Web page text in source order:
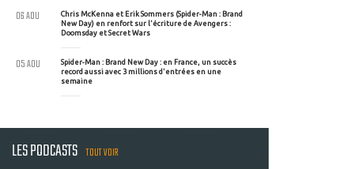
Chris McKenna et Erik Sommers (Spider-Man : Brand
New Day) en renfort sur l'écriture de Avengers :
Doomsday et Secret Wars
06 AOU
Spider-Man : Brand New Day : en France, un succès
record aussi avec 3 millions d'entrées en une
semaine
05 AOU
LES PODCASTS TOUT VOIR